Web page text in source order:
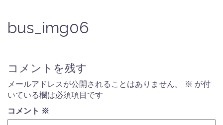
bus_img06
コメントを残す
メールアドレスが公開されることはありません。 ※ が付
いている欄は必須項目です
コメント ※